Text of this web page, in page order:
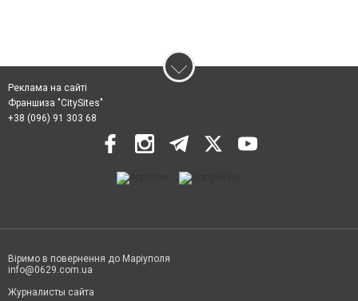
Реклама на сайті
Франшиза "CitySites"
+38 (096) 91 303 68
Віримо в повернення до Маріуполя
info@0629.com.ua
Журналисты сайта